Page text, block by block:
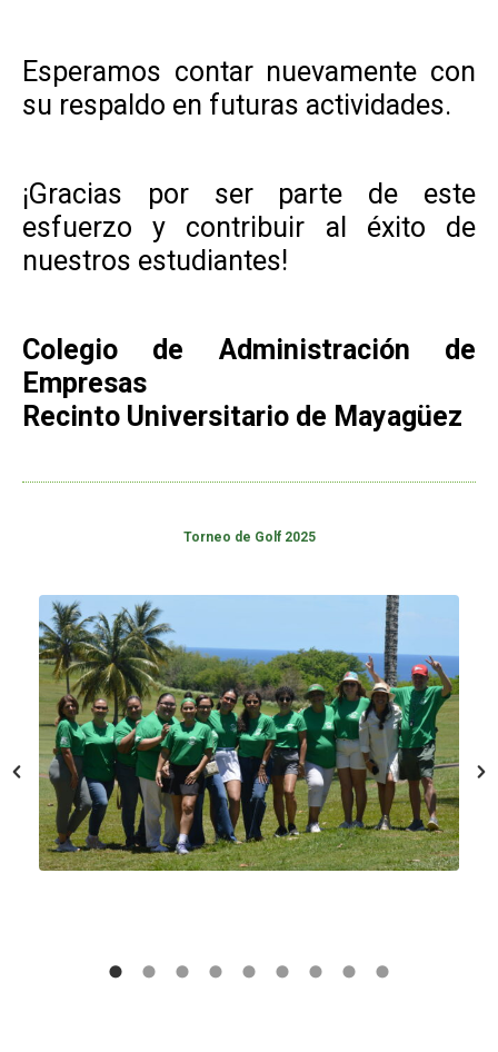
Esperamos contar nuevamente con
su respaldo en futuras actividades.
¡Gracias por ser parte de este
esfuerzo y contribuir al éxito de
nuestros estudiantes!
Colegio de Administración de
Empresas
Recinto Universitario de Mayagüez
Torneo de Golf 2025